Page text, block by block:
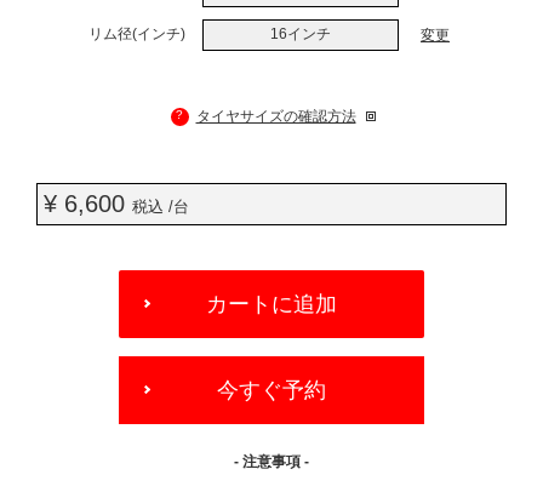
リム径(インチ) 16インチ 変更
? タイヤサイズの確認方法
¥ 6,600 税込 /台
OPTIONS
カートに追加
今すぐ予約
- 注意事項 -